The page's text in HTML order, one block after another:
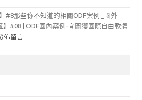
#8那些你不知道的相關ODF案例 _國外
】#08 | ODF國內案例-宜蘭獲國際自由軟體
佈留言